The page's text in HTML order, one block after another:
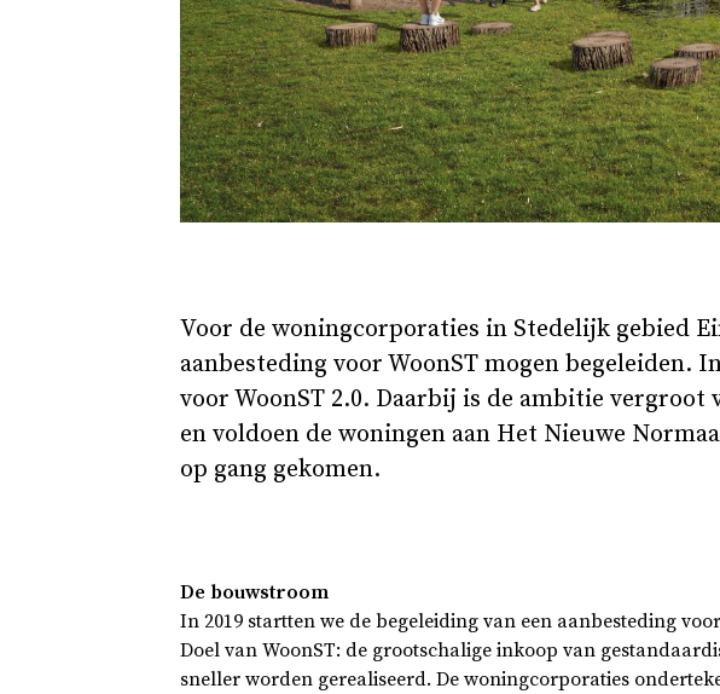
Voor de woningcorporaties in Stedelijk gebied
aanbesteding voor WoonST mogen begeleiden.
voor WoonST 2.0. Daarbij is de ambitie vergroot
en voldoen de woningen aan Het Nieuwe
op gang gekomen.
De bouwstroom
In 2019 startten we de begeleiding van een aanbesteding
Doel van WoonST: de grootschalige inkoop van
sneller worden gerealiseerd. De woningcorporaties